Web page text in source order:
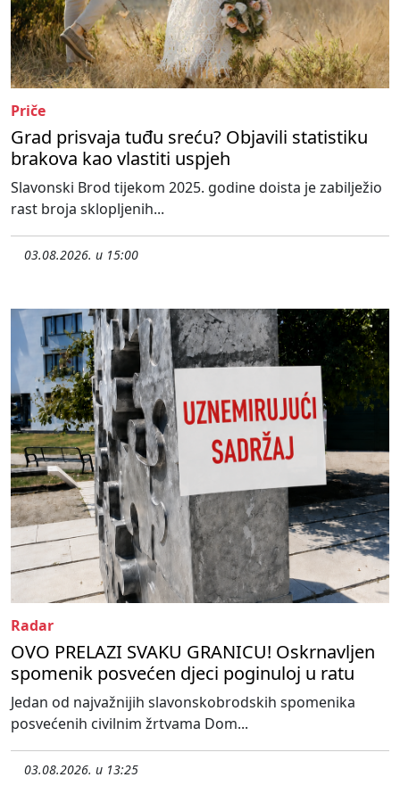
Priče
Grad prisvaja tuđu sreću? Objavili statistiku
brakova kao vlastiti uspjeh
Slavonski Brod tijekom 2025. godine doista je zabilježio
rast broja sklopljenih...
03.08.2026. u 15:00
Radar
OVO PRELAZI SVAKU GRANICU! Oskrnavljen
spomenik posvećen djeci poginuloj u ratu
Jedan od najvažnijih slavonskobrodskih spomenika
posvećenih civilnim žrtvama Dom...
03.08.2026. u 13:25